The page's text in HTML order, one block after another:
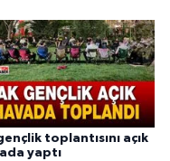
toplantısını açık
yaptı